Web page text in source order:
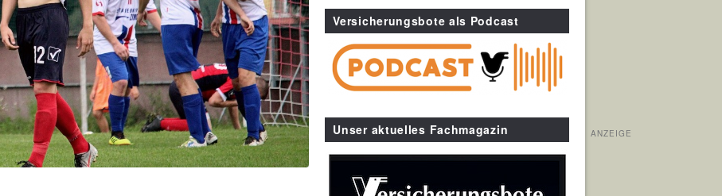
Versicherungsbote als Podcast
Unser aktuelles Fachmagazin ANZEIGE